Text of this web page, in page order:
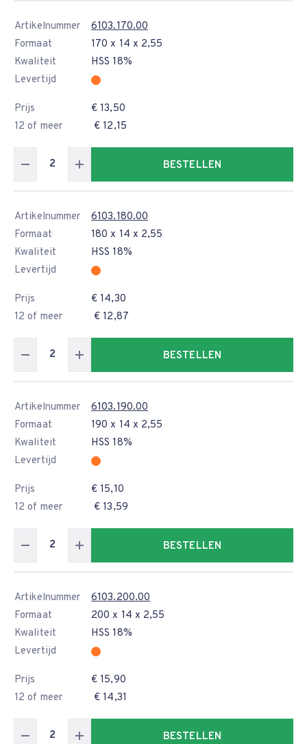
Artikelnummer
6103.170.00
Formaat
170 x 14 x 2,55
Kwaliteit
HSS 18%
Levertijd
Prijs
€ 13,50
12 of meer
€ 12,15
BESTELLEN
Artikelnummer
6103.180.00
Formaat
180 x 14 x 2,55
Kwaliteit
HSS 18%
Levertijd
Prijs
€ 14,30
12 of meer
€ 12,87
BESTELLEN
Artikelnummer
6103.190.00
Formaat
190 x 14 x 2,55
Kwaliteit
HSS 18%
Levertijd
Prijs
€ 15,10
12 of meer
€ 13,59
BESTELLEN
Artikelnummer
6103.200.00
Formaat
200 x 14 x 2,55
Kwaliteit
HSS 18%
Levertijd
Prijs
€ 15,90
12 of meer
€ 14,31
BESTELLEN